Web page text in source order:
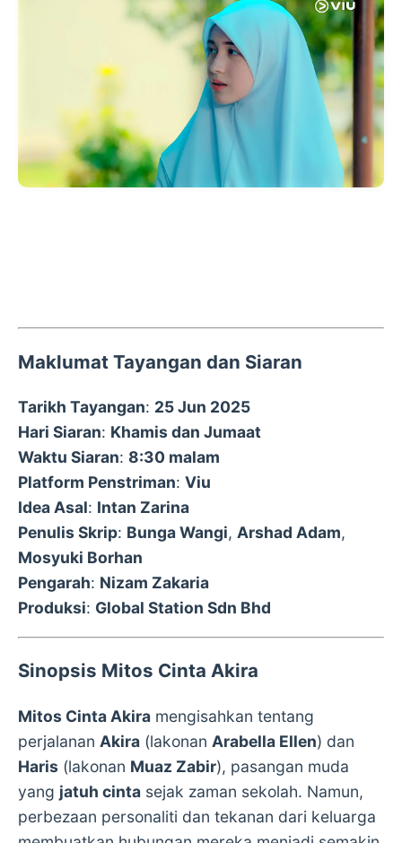
Maklumat Tayangan dan Siaran
Tarikh Tayangan: 25 Jun 2025
Hari Siaran: Khamis dan Jumaat
Waktu Siaran: 8:30 malam
Platform Penstriman: Viu
Idea Asal: Intan Zarina
Penulis Skrip: Bunga Wangi, Arshad Adam,
Mosyuki Borhan
Pengarah: Nizam Zakaria
Produksi: Global Station Sdn Bhd
Sinopsis Mitos Cinta Akira
Mitos Cinta Akira mengisahkan tentang
perjalanan Akira (lakonan Arabella Ellen) dan
Haris (lakonan Muaz Zabir), pasangan muda
yang jatuh cinta sejak zaman sekolah. Namun,
perbezaan personaliti dan tekanan dari keluarga